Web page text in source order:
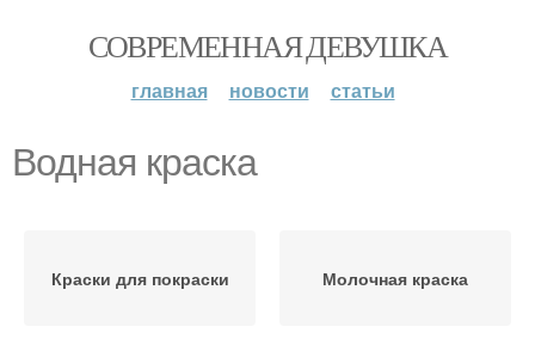
СОВРЕМЕННАЯ ДЕВУШКА
главная новости статьи
Водная краска
Краски для покраски Молочная краска